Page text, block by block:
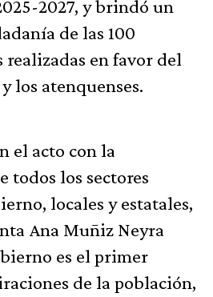
2027, y brindó un
de las 100
realizadas en favor del
los atenquenses.
el acto con la
todos los sectores
locales y estatales,
Ana Muñiz Neyra
es el primer
de la población,